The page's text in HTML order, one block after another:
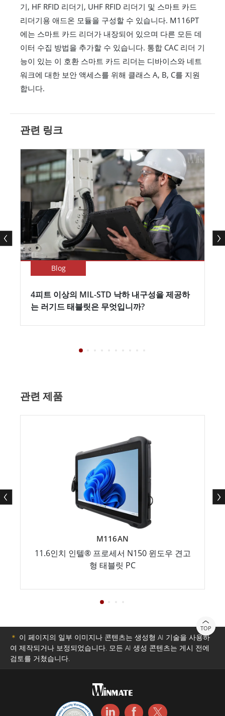
기, HF RFID 리더기, UHF RFID 리더기 및 스마트 카드
리더기용 애드온 모듈을 구성할 수 있습니다. M116PT
에는 스마트 카드 리더가 내장되어 있으며 다른 모든 데
이터 수집 방법을 추가할 수 있습니다. 통합 CAC 리더 기
능이 있는 이 호환 스마트 카드 리더는 디바이스와 네트
워크에 대한 보안 액세스를 위해 클래스 A, B, C를 지원
합니다.
관련 링크
Blog
4피트 이상의 MIL-STD 낙하 내구성을 제공하
는 러기드 태블릿은 무엇입니까?
관련 제품
M116AN
11.6인치 인텔® 프로세서 N150 윈도우 견고
형 태블릿 PC
TOP
＊ 이 페이지의 일부 이미지나 콘텐츠는 생성형 AI 기술을 사용하
여 제작되거나 보정되었습니다. 모든 AI 생성 콘텐츠는 게시 전에
검토를 거쳤습니다.